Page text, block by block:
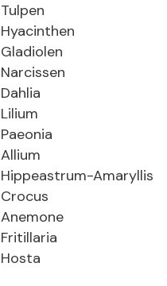
Tulpen
Hyacinthen
Gladiolen
Narcissen
Dahlia
Lilium
Paeonia
Allium
Hippeastrum-Amaryllis
Crocus
Anemone
Fritillaria
Hosta